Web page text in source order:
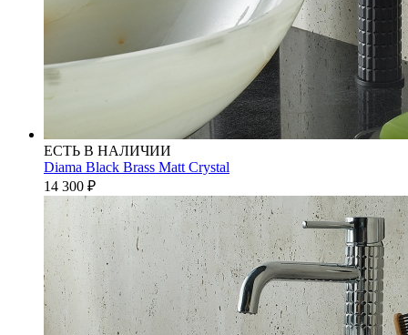
ЕСТЬ В НАЛИЧИИ
Diama Black Brass Matt Crystal
14 300 ₽